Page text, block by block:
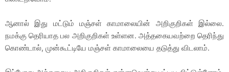
ஆனால் இது மட்டும் மஞ்சள் காமாலையின் அறிகுறிகள் இல்லை.
நமக்கு தெரியாத பல அறிகுறிகள் உள்ளன. அத்தகையவற்றை தெரிந்து
கொண்டால், முன்கூட்டியே மஞ்சள் காமாலையை தடுத்து விடலாம்.